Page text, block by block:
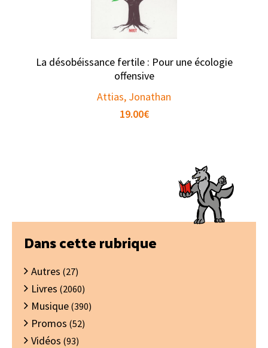
La désobéissance fertile : Pour une écologie
offensive
Attias, Jonathan
19.00€
Barre
latérale
principale
Dans cette rubrique
Autres (27)
Livres (2060)
Musique (390)
Promos (52)
Vidéos (93)